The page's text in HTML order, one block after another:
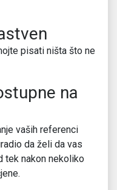
pisati ništa što ne
na
vaših referenci
da želi da vas
tek nakon nekoliko